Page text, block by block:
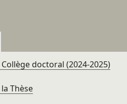
doctoral (2024-2025)
Thèse